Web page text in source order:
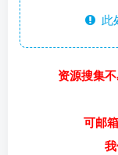
此
资源搜集
可邮